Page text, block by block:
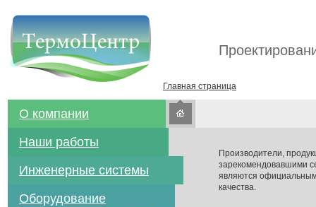
Главная страница
О компании
Наши работы
Инженерные системы
Оборудование
Производители,
зарекомендовавшими
являются
качества.